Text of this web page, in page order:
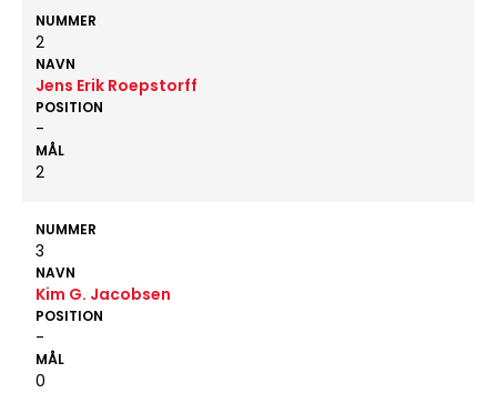
NUMMER
2
NAVN
Jens Erik Roepstorff
POSITION
-
MÅL
2
NUMMER
3
NAVN
Kim G. Jacobsen
POSITION
-
MÅL
0